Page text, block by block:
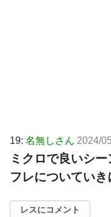
19: 名無しさん 2024/
ミクロで良いシ
フレについてい
レスにコメント